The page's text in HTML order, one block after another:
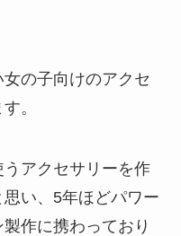
の子向けのアクセ
。
アクセサリーを作
い、5年ほどパワー
作に携わっており